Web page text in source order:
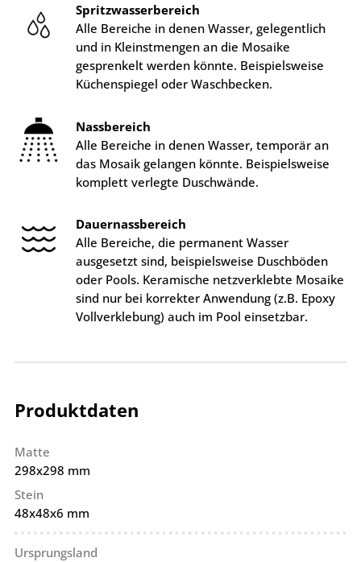
Spritzwasserbereich
Alle Bereiche in denen Wasser, gelegentlich
und in Kleinstmengen an die Mosaike
gesprenkelt werden könnte. Beispielsweise
Küchenspiegel oder Waschbecken.
Nassbereich
Alle Bereiche in denen Wasser, temporär an
das Mosaik gelangen könnte. Beispielsweise
komplett verlegte Duschwände.
Dauernassbereich
Alle Bereiche, die permanent Wasser
ausgesetzt sind, beispielsweise Duschböden
oder Pools. Keramische netzverklebte Mosaike
sind nur bei korrekter Anwendung (z.B. Epoxy
Vollverklebung) auch im Pool einsetzbar.
Produktdaten
Matte
298x298 mm
Stein
48x48x6 mm
Ursprungsland